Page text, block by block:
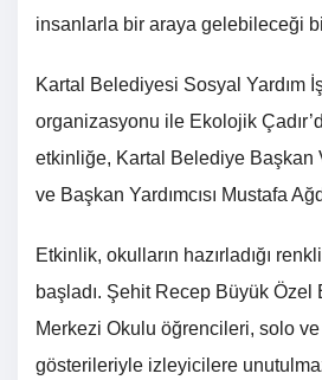
insanlarla bir araya gelebileceği
Kartal Belediyesi Sosyal Yardım
organizasyonu ile Ekolojik
etkinliğe, Kartal Belediye Başkan
ve Başkan Yardımcısı Mustafa
Etkinlik, okulların hazırladığı
başladı. Şehit Recep Büyük Özel
Merkezi Okulu öğrencileri, solo ve
gösterileriyle izleyicilere